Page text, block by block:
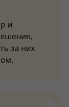
и
за них